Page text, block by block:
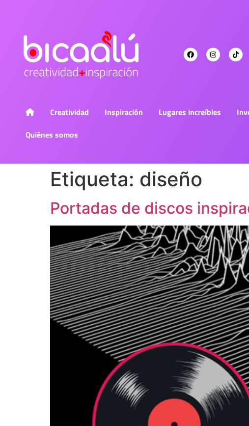
Creatividad Inspiración Lugares increíbles
Quiénes somos
Etiqueta: diseño
Portadas de discos